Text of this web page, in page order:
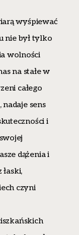
wyśpiewać
nie był tylko
wolności
na stałe w
całego
sens
i
dążenia i
czyni